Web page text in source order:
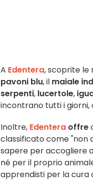
A Edentera, scoprite le
pavoni blu, il maiale
serpenti, lucertole,
incontrano tutti i
Inoltre, Edentera offre
classificato come "non
sapere per accogliere
né per il proprio
apprendisti per la cura